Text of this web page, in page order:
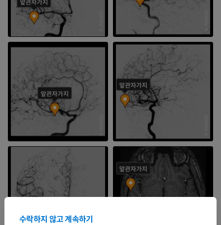
수락하지 않고 계속하기